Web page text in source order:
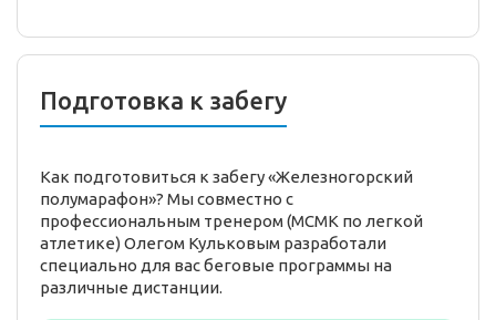
Подготовка к забегу
Как подготовиться к забегу «Железногорский
полумарафон»? Мы совместно с
профессиональным тренером (МСМК по легкой
атлетике) Олегом Кульковым разработали
специально для вас беговые программы на
различные дистанции.